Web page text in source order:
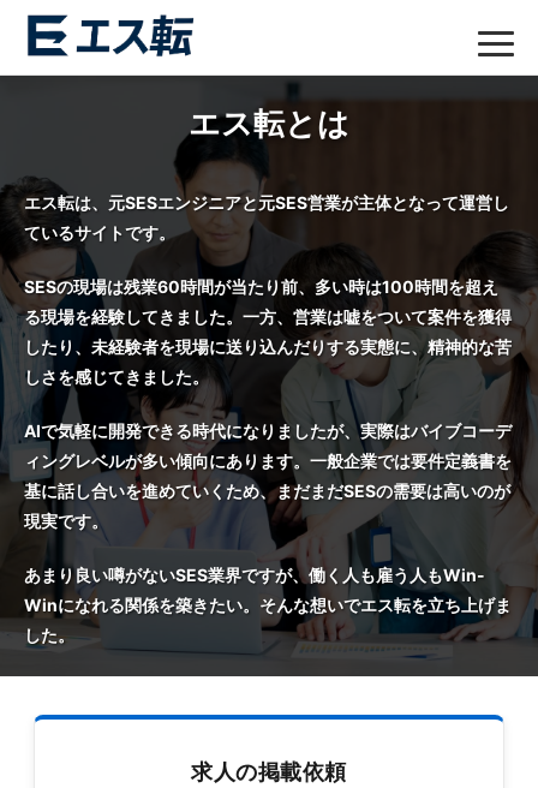
エス転とは
エス転は、元SESエンジニアと元SES営業が主体となって運営し
ているサイトです。
SESの現場は残業60時間が当たり前、多い時は100時間を超え
る現場を経験してきました。一方、営業は嘘をついて案件を獲得
したり、未経験者を現場に送り込んだりする実態に、精神的な苦
しさを感じてきました。
AIで気軽に開発できる時代になりましたが、実際はバイブコーデ
ィングレベルが多い傾向にあります。一般企業では要件定義書を
基に話し合いを進めていくため、まだまだSESの需要は高いのが
現実です。
あまり良い噂がないSES業界ですが、働く人も雇う人もWin-
Winになれる関係を築きたい。そんな想いでエス転を立ち上げま
した。
求人の掲載依頼